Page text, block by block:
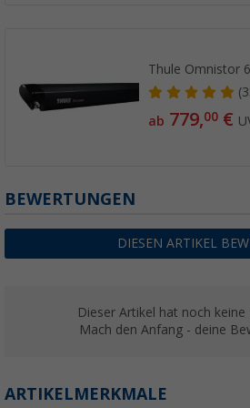
Thule Omnistor
ab 779,00 €
BEWERTUNGEN
DIESEN ARTIKEL
Dieser Artikel hat noch keine
Mach den Anfang - deine
ARTIKELMERKMALE